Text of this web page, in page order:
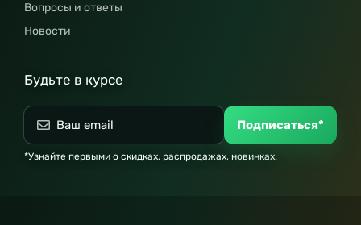
Вопросы и ответы
Новости
Будьте в курсе
Подписаться*
*Узнайте первыми о скидках, распродажах, новинках.